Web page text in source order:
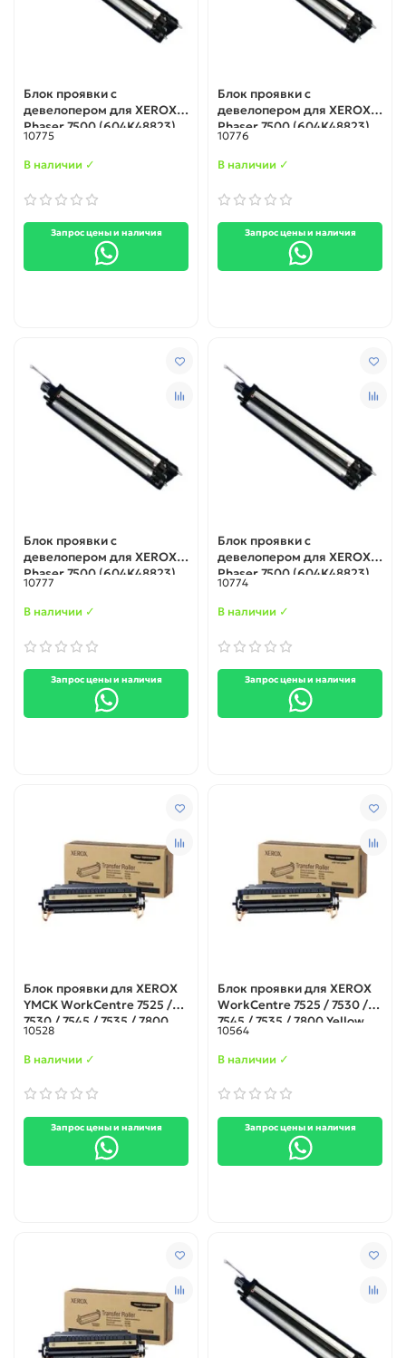
Блок проявки с
девелопером для XEROX
Phaser 7500 (604K48823)
yellow
10775
В наличии ✓
Запрос цены и наличия
Блок проявки с
девелопером для XEROX
Phaser 7500 (604K48823)
magenta
10776
В наличии ✓
Запрос цены и наличия
Блок проявки с
девелопером для XEROX
Phaser 7500 (604K48823)
cyan
10777
В наличии ✓
Запрос цены и наличия
Блок проявки с
девелопером для XEROX
Phaser 7500 (604K48823)
black
10774
В наличии ✓
Запрос цены и наличия
Блок проявки для XEROX
YMCK WorkCentre 7525 /
7530 / 7545 / 7535 / 7800
(675K85030)
10528
В наличии ✓
Запрос цены и наличия
Блок проявки для XEROX
WorkCentre 7525 / 7530 /
7545 / 7535 / 7800 Yellow
10564
В наличии ✓
Запрос цены и наличия